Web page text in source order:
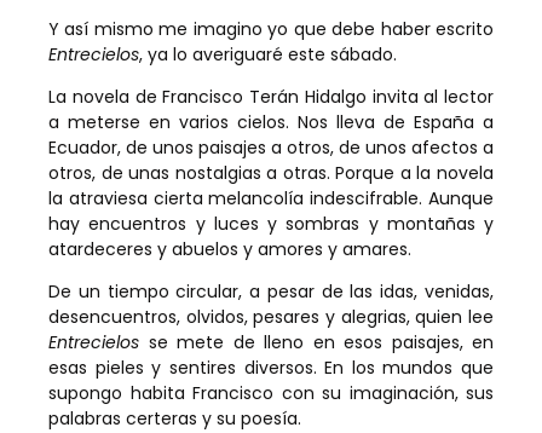
Y así mismo me imagino yo que debe haber escrito
Entrecielos, ya lo averiguaré este sábado.
La novela de Francisco Terán Hidalgo invita al lector
a meterse en varios cielos. Nos lleva de España a
Ecuador, de unos paisajes a otros, de unos afectos a
otros, de unas nostalgias a otras. Porque a la novela
la atraviesa cierta melancolía indescifrable. Aunque
hay encuentros y luces y sombras y montañas y
atardeceres y abuelos y amores y amares.
De un tiempo circular, a pesar de las idas, venidas,
desencuentros, olvidos, pesares y alegrias, quien lee
Entrecielos se mete de lleno en esos paisajes, en
esas pieles y sentires diversos. En los mundos que
supongo habita Francisco con su imaginación, sus
palabras certeras y su poesía.